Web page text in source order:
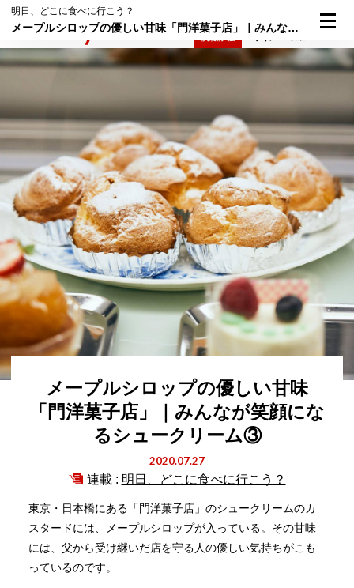
明日、どこに食べに行こう？
メープルシロップの優しい甘味「門洋菓子店」｜みんなが笑顔になるシュークリーム③
メープルシロップの優しい甘味
「門洋菓子店」｜みんなが笑顔にな
るシュークリーム③
2020.07.27
連載 : 明日、どこに食べに行こう？
東京・日本橋にある「門洋菓子店」のシュークリームのカ
スタードには、メープルシロップが入っている。その甘味
には、父から受け継いだ店を守る人の優しい気持ちがこも
っているのです。